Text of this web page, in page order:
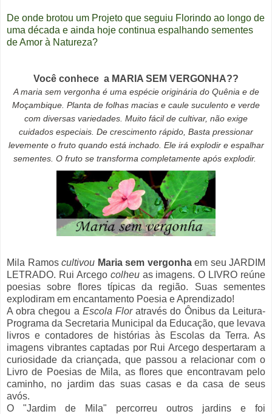
De onde brotou um Projeto que seguiu Florindo ao longo de
uma década e ainda hoje continua espalhando sementes
de Amor à Natureza?
Você conhece a MARIA SEM VERGONHA??
A maria sem vergonha é uma espécie originária do Quênia e de
Moçambique. Planta de folhas macias e caule suculento e verde
com diversas variedades. Muito fácil de cultivar, não exige
cuidados especiais. De crescimento rápido, Basta pressionar
levemente o fruto quando está inchado. Ele irá explodir e espalhar
sementes. O fruto se transforma completamente após explodir.
Mila Ramos cultivou Maria sem vergonhaem seu JARDIM
LETRADO. Rui Arcego colheuas imagens. O LIVRO reúne
poesias sobre flores típicas da região. Suas sementes
explodiram em encantamento Poesia e Aprendizado!
A obra chegou a Escola Floratravés do Ônibus da Leitura-
Programa da Secretaria Municipal da Educação, que levava
livros e contadores de histórias às Escolas da Terra. As
imagens vibrantes captadas por Rui Arcego despertaram a
curiosidade da criançada, que passou a relacionar com o
Livro de Poesias de Mila, as flores que encontravam pelo
caminho, no jardim das suas casas e da casa de seus
avós.
O "Jardim de Mila" percorreu outros jardins e foi